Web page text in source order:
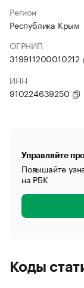
Регион
Республика Крым
ОГРНИП
319911200010212
ИНН
910224639250
Управляйте
Повышайте
на РБК
Коды